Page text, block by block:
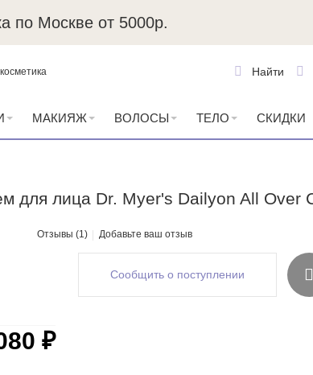
по Москве от 5000р.
заказ Найти
МАКИЯЖ ВОЛОСЫ ТЕЛО СКИДКИ
для лица Dr. Myer's Dailyon All Over
Отзывы (1) Добавьте ваш отзыв
Сообщить о поступлении
₽